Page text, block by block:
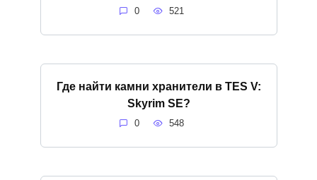
0 521
Где найти камни хранители в TES V:
Skyrim SE?
0 548